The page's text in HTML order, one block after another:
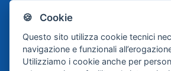
🍪 Cookie
Questo sito utilizza cookie tecnici
navigazione e funzionali
Utilizziamo i cookie anche per
Juve Stabia